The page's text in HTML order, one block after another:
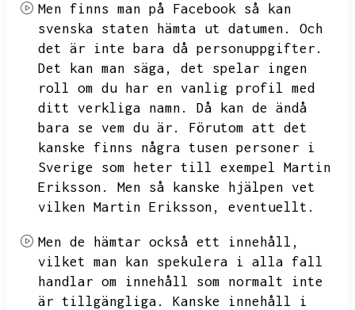
Men finns man på Facebook så kan
svenska staten hämta ut datumen.
Och
det är inte bara då personuppgifter.
Det kan man säga,
det spelar ingen
roll om du har en vanlig profil med
ditt verkliga namn.
Då kan de ändå
bara se vem du är.
Förutom att det
kanske finns några tusen personer i
Sverige som heter till exempel Martin
Eriksson.
Men så kanske hjälpen vet
vilken Martin Eriksson,
eventuellt.
Men de hämtar också ett innehåll,
vilket man kan spekulera i alla fall
handlar om innehåll som normalt inte
är tillgängliga.
Kanske innehåll i